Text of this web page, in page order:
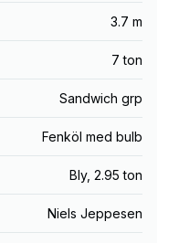
3.7 m
7 ton
Sandwich grp
Fenköl med bulb
Bly, 2.95 ton
Niels Jeppesen